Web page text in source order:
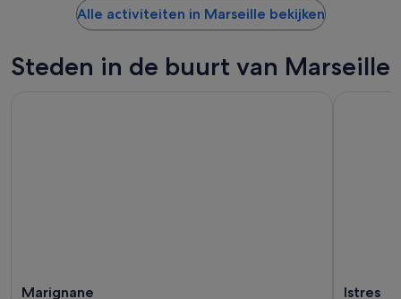
Alle activiteiten in Marseille bekijken
Steden in de buurt van Marseille
Marignane Istres